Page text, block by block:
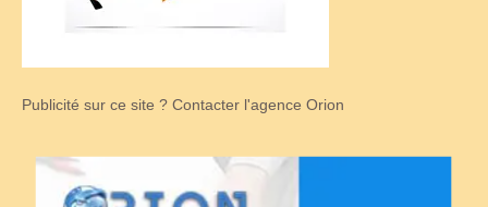
Publicité sur ce site ? Contacter l'agence Orion